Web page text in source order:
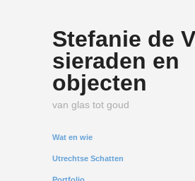
Stefanie de
sieraden en
objecten
van glas tot goud
Wat en wie
Utrechtse Schatten